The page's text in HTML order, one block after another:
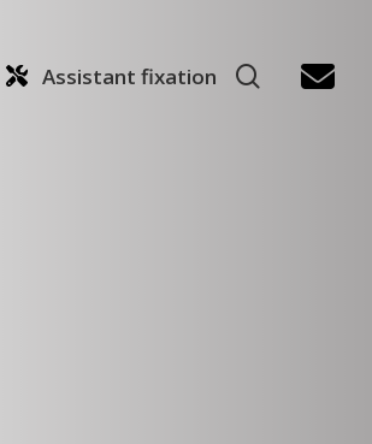
Assistant fixation search